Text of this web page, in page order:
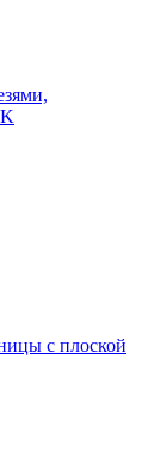
с плоской